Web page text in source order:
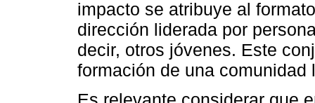
impacto se atribuye al
dirección liderada por
decir, otros jóvenes. Este
formación de una comunidad